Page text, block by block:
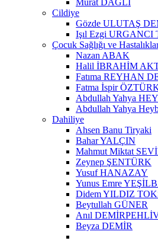
Cildiye
Gözde ULUTAŞ
Işıl Ezgi URGANCI
Çocuk Sağlığı ve
Nazan ABAK
Halil İBRAHİM
Fatıma REYHAN
Fatma İspir
Abdullah Yahya
Abdullah Yahya
Dahiliye
Ahsen Banu Tiryaki
Bahar YALÇIN
Mahmut Miktat
Zeynep ŞENTÜRK
Yusuf HANAZAY
Yunus Emre
Didem YILDIZ
Beytullah GÜNER
Anıl
Beyza DEMİR